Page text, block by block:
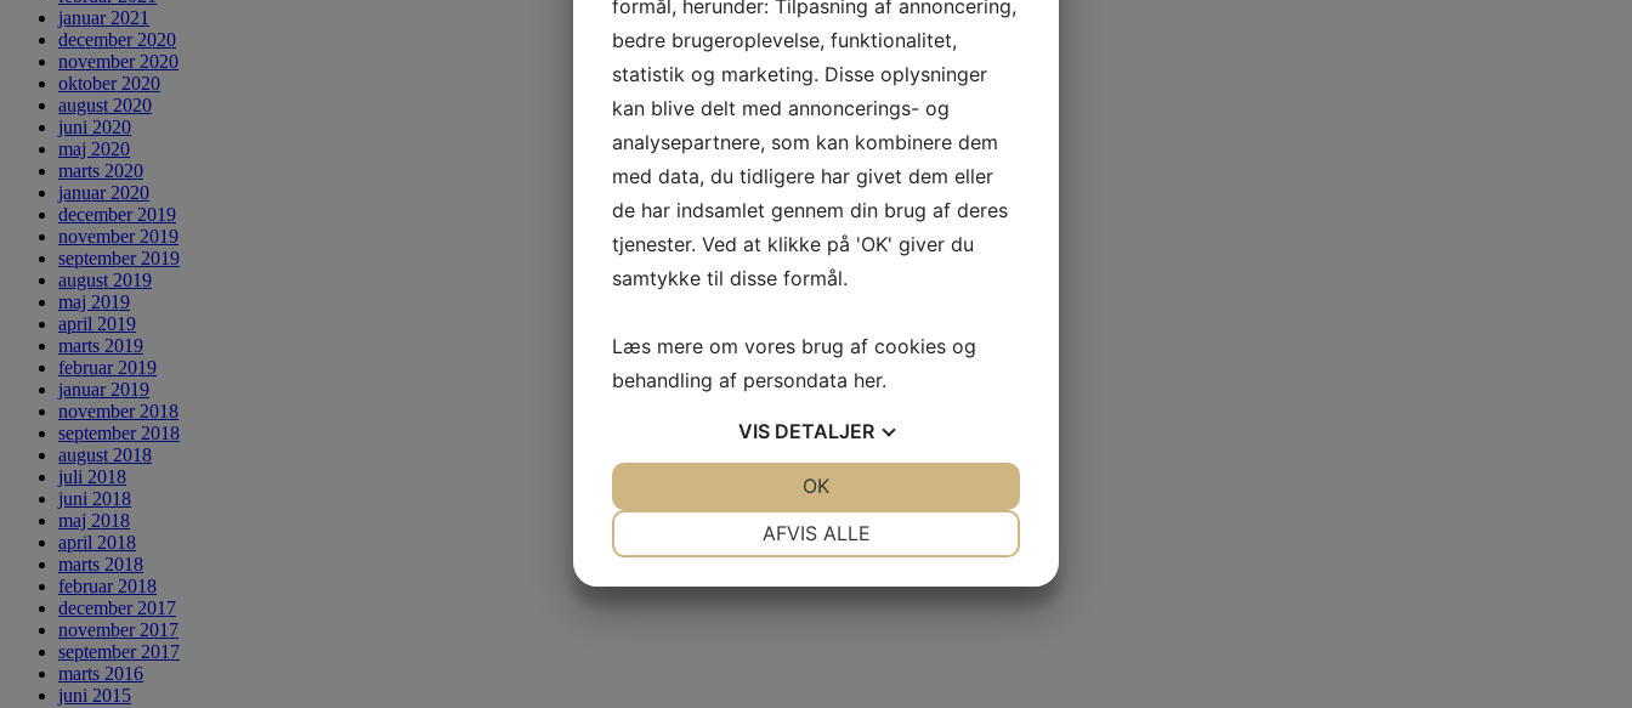
januar 2021
december 2020
november 2020
oktober 2020
august 2020
juni 2020
maj 2020
marts 2020
januar 2020
december 2019
november 2019
september 2019
august 2019
maj 2019
april 2019
marts 2019
februar 2019
januar 2019
november 2018
september 2018
august 2018
juli 2018
juni 2018
maj 2018
april 2018
marts 2018
februar 2018
december 2017
november 2017
september 2017
marts 2016
juni 2015
formål, herunder: Tilpasning af annoncering,
bedre brugeroplevelse, funktionalitet,
statistik og marketing. Disse oplysninger
kan blive delt med annoncerings- og
analysepartnere, som kan kombinere dem
med data, du tidligere har givet dem eller
de har indsamlet gennem din brug af deres
tjenester. Ved at klikke på 'OK' giver du
samtykke til disse formål.
Læs mere om vores brug af cookies og
behandling af persondata her.
VIS DETALJER
AFVIS ALLE
OK